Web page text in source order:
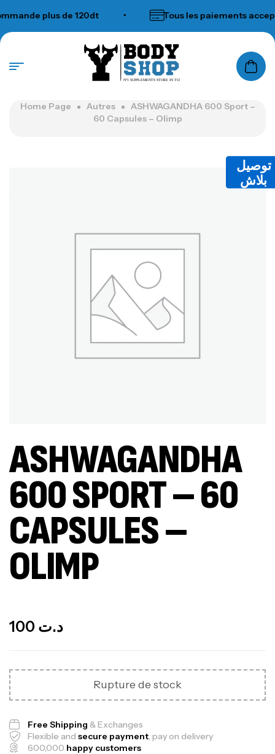
plus de 120dt Tous les paiements
N°1 SUPPLEMENTS STORE IN TUNISIA
Home Page Autres
ASHWAGANDHA 600 Sport –
60 Capsules – Olimp
توصيل
بلاش
ASHWAGANDHA
600 SPORT – 60
CAPSULES –
OLIMP
د.ت
Rupture de stock
Free Shipping & Exchanges
Flexible and secure payment, pay on delivery
600,000 happy customers